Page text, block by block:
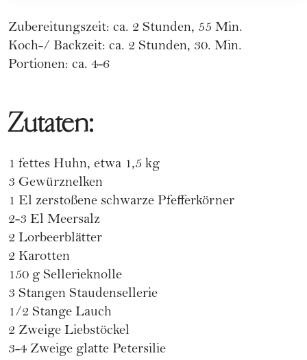
Zubereitungszeit: ca. 2 Stunden, 55 Min.
Koch-/ Backzeit: ca. 2 Stunden, 30. Min.
Portionen: ca. 4-6
Zutaten:
1 fettes Huhn, etwa 1,5 kg
3 Gewürznelken
1 El zerstoßene schwarze Pfefferkörner
2-3 El Meersalz
2 Lorbeerblätter
2 Karotten
150 g Sellerieknolle
3 Stangen Staudensellerie
1/2 Stange Lauch
2 Zweige Liebstöckel
3-4 Zweige glatte Petersilie